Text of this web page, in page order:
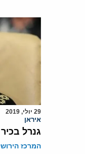
29 יולי, 2019
איראן
גנרל
המרכז